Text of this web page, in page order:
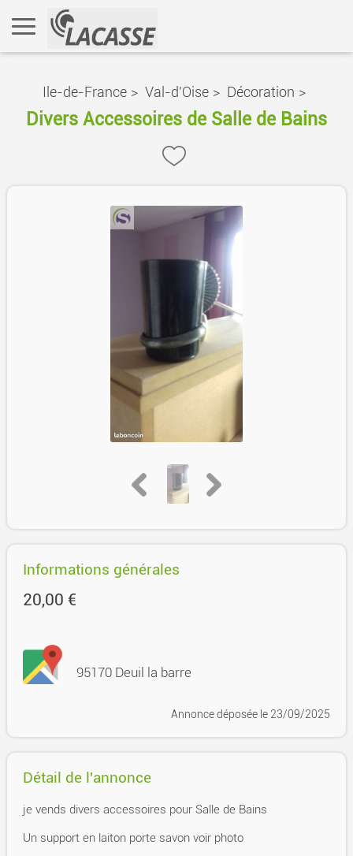
Ile-de-France > Val-d'Oise > Décoration >
Divers Accessoires de Salle de Bains
Informations générales
20,00 €
95170 Deuil la barre
Annonce déposée le 23/09/2025
Détail de l'annonce
je vends divers accessoires pour Salle de Bains
Un support en laiton porte savon voir photo